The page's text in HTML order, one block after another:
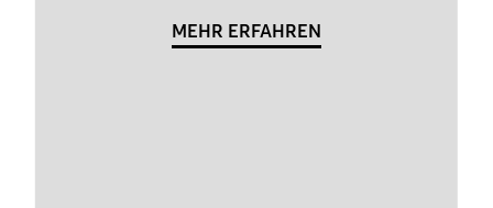
MEHR ERFAHREN